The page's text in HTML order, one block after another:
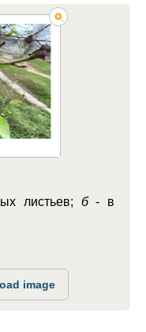
листьев; б- в
image